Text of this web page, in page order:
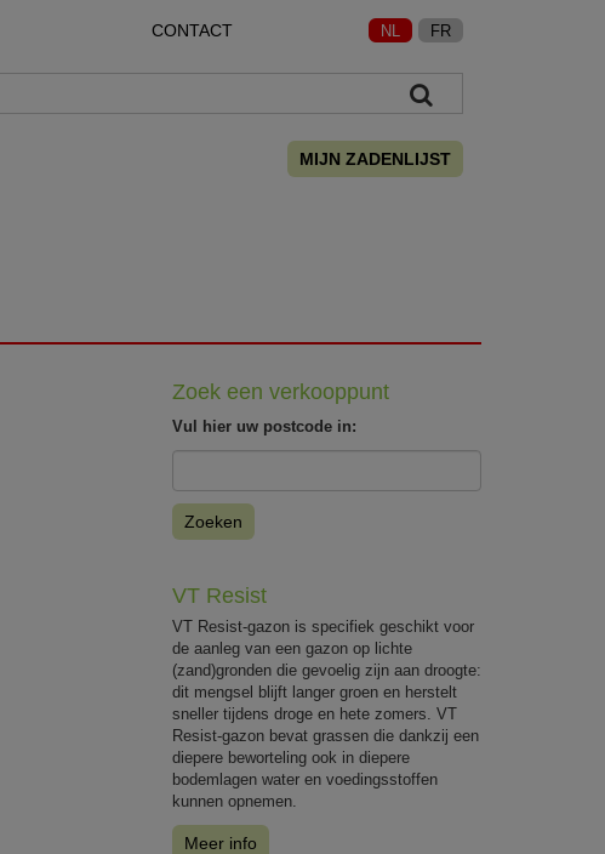
CONTACT NL FR
MIJN ZADENLIJST
Zoek een verkooppunt
Vul hier uw postcode in:
Zoeken
VT Resist
VT Resist-gazon is specifiek geschikt voor
de aanleg van een gazon op lichte
(zand)gronden die gevoelig zijn aan droogte:
dit mengsel blijft langer groen en herstelt
sneller tijdens droge en hete zomers. VT
Resist-gazon bevat grassen die dankzij een
diepere beworteling ook in diepere
bodemlagen water en voedingsstoffen
kunnen opnemen.
Meer info